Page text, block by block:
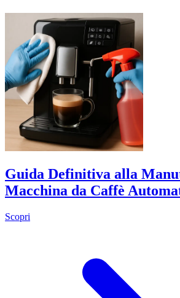
Guida Definitiva alla
Macchina da Caffè
Scopri